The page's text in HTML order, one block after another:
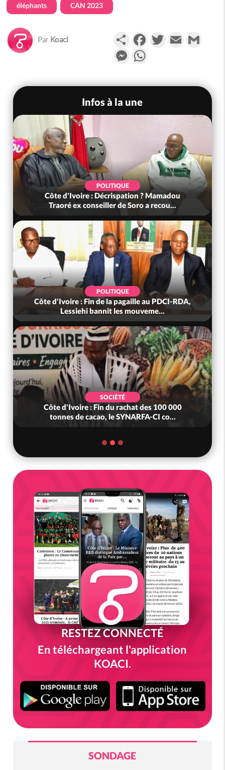
éléphants CAN 2023
Par Koaci PartagerFacebookTwitterEmail
Messenger
Infos à la une
POLITIQUE
Côte d'Ivoire : Décrispation ? Mamadou
Traoré ex conseiller de Soro a recou...
POLITIQUE
Côte d'Ivoire : Fin de la pagaille au PDCI-RDA,
Lessiehi bannit les mouveme...
SOCIÉTÉ
Côte d'Ivoire : Fin du rachat des 100 000
tonnes de cacao, le SYNARFA-CI co...
RESTEZ CONNECTÉ
En téléchargeant l'application
KOACI.
SONDAGE